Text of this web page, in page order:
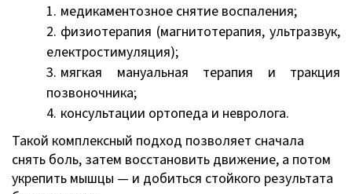
медикаментозное снятие воспаления;
физиотерапия (магнитотерапия, ультразвук,
електростимуляция);
мягкая мануальная терапия и тракция
позвоночника;
консультации ортопеда и невролога.
Такой комплексный подход позволяет сначала
снять боль, затем восстановить движение, а потом
укрепить мышцы — и добиться стойкого результата